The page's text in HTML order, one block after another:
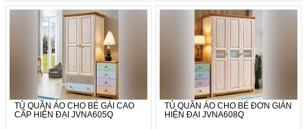
TỦ QUẦN ÁO CHO BÉ GÁI CAO
CẤP HIỆN ĐẠI JVNA605Q
TỦ QUẦN ÁO CHO BÉ ĐƠN GIẢN
HIỆN ĐẠI JVNA608Q